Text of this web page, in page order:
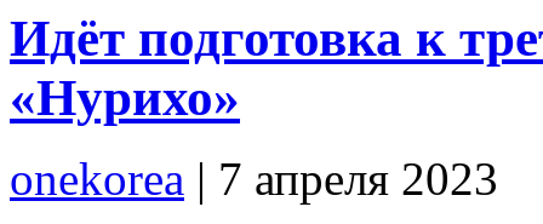
Идёт подготовка к
«Нурихо»
onekorea | 7 апреля 2023